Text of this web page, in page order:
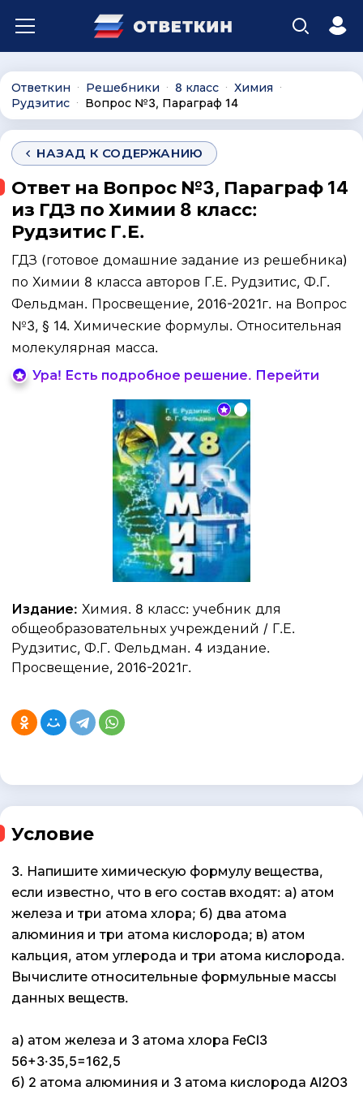
Ответкин ∙ Решебники ∙ 8 класс ∙ Химия ∙
Рудзитис ∙ Вопрос №3, Параграф 14
НАЗАД К СОДЕРЖАНИЮ
Ответ на Вопрос №3, Параграф 14
из ГДЗ по Химии 8 класс:
Рудзитис Г.Е.
ГДЗ (готовое домашние задание из решебника)
по Химии 8 класса авторов Г.Е. Рудзитис, Ф.Г.
Фельдман. Просвещение, 2016-2021г. на Вопрос
№3, § 14. Химические формулы. Относительная
молекулярная масса.
Ура! Есть подробное решение. Перейти
Издание: Химия. 8 класс: учебник для
общеобразовательных учреждений / Г.Е.
Рудзитис, Ф.Г. Фельдман. 4 издание.
Просвещение, 2016-2021г.
Условие
3. Напишите химическую формулу вещества,
если известно, что в его состав входят: а) атом
железа и три атома хлора; б) два атома
алюминия и три атома кислорода; в) атом
кальция, атом углерода и три атома кислорода.
Вычислите относительные формульные массы
данных веществ.
а) атом железа и 3 атома хлора FeCl3
56+3·35,5=162,5
б) 2 атома алюминия и 3 атома кислорода Al2O3